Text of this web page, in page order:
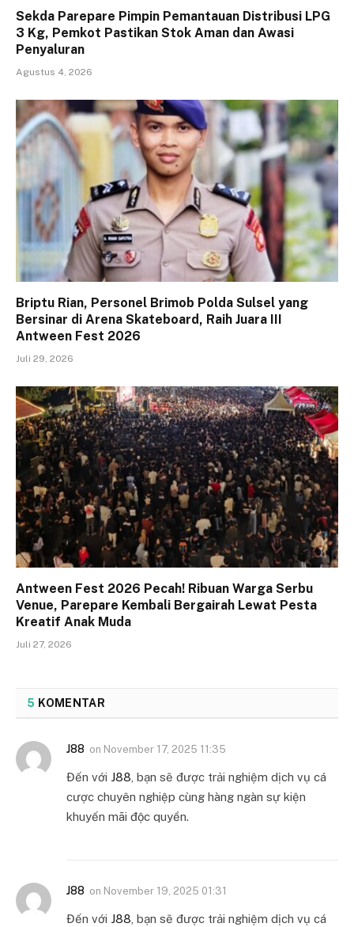
Sekda Parepare Pimpin Pemantauan Distribusi LPG
3 Kg, Pemkot Pastikan Stok Aman dan Awasi
Penyaluran
Agustus 4, 2026
Briptu Rian, Personel Brimob Polda Sulsel yang
Bersinar di Arena Skateboard, Raih Juara III
Antween Fest 2026
Juli 29, 2026
Antween Fest 2026 Pecah! Ribuan Warga Serbu
Venue, Parepare Kembali Bergairah Lewat Pesta
Kreatif Anak Muda
Juli 27, 2026
5 KOMENTAR
J88 on November 17, 2025 11:35
Đến với J88 , bạn sẽ được trải nghiệm dịch vụ cá
cược chuyên nghiệp cùng hàng ngàn sự kiện
khuyến mãi độc quyền.
J88 on November 19, 2025 01:31
Đến với J88 , bạn sẽ được trải nghiệm dịch vụ cá